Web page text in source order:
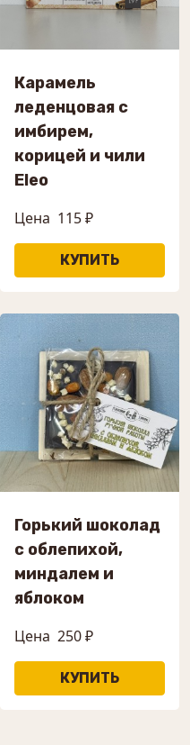
Карамель
леденцовая с
имбирем,
корицей и чили
Eleo
Цена 115 ₽
Горький шоколад
с облепихой,
миндалем и
яблоком
Цена 250 ₽